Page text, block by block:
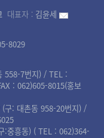
대표자 : 김윤세
8029
558-7번지) / TEL :
: 062)605-8015(홍보
(구: 대촌동 958-20번지) /
:중흥동) ( TEL : 062)364-